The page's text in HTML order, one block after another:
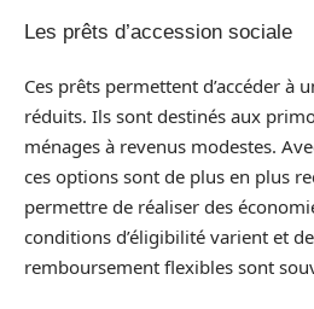
Les prêts d’accession sociale
Ces prêts permettent d’accéder à
réduits. Ils sont destinés aux
ménages à revenus modestes.
ces options sont de plus en plus
permettre de réaliser des
conditions d’éligibilité varient et
remboursement flexibles sont